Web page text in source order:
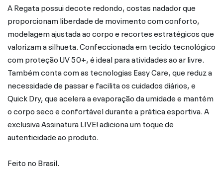
A Regata possui decote redondo, costas nadador que
proporcionam liberdade de movimento com conforto,
modelagem ajustada ao corpo e recortes estratégicos que
valorizam a silhueta. Confeccionada em tecido tecnológico
com proteção UV 50+, é ideal para atividades ao ar livre.
Também conta com as tecnologias Easy Care, que reduz a
necessidade de passar e facilita os cuidados diários, e
Quick Dry, que acelera a evaporação da umidade e mantém
o corpo seco e confortável durante a prática esportiva. A
exclusiva Assinatura LIVE! adiciona um toque de
autenticidade ao produto.
Feito no Brasil.